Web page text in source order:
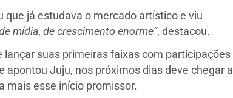
que já estudava o mercado artístico e viu
mídia, de crescimento enorme”, destacou.
suas primeiras faixas com participações
apontou Juju, nos próximos dias deve chegar a
mais esse início promissor.